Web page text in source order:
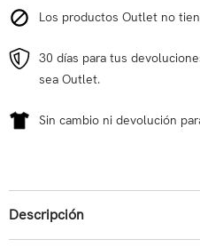
Los productos Outlet no
30 días para tus
sea Outlet.
Sin cambio ni devolución
Descripción